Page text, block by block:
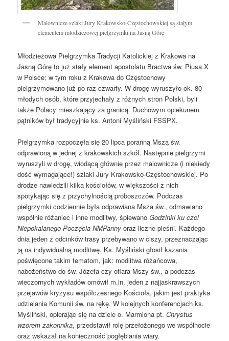
Malownicze szlaki Jury Krakowsko-Częstochowskiej są stałym
elementem młodzieżowej pielgrzymki na Jasną Górę
Młodzieżowa Pielgrzymka Tradycji Katolickiej z Krakowa na
Jasną Górę to już stały element apostolatu Bractwa św. Piusa X
w Polsce; w tym roku z Krakowa do Częstochowy
pielgrzymowano już po raz czwarty. W drogę wyruszyło ok. 80
młodych osób, które przyjechały z różnych stron Polski, byli
także Polacy mieszkający za granicą. Duchowym opiekunem
pątników był tradycyjnie ks. Antoni Myśliński FSSPX.
Pielgrzymka rozpoczęła się 20 lipca poranną Mszą św.
odprawioną w jednej z krakowskich szkół. Następnie pielgrzymi
wyruszyli w drogę, wiodącą głównie przez malownicze (i niekiedy
dość wymagające!) szlaki Jury Krakowsko-Częstochowskiej. Po
drodze nawiedzili kilka kościołów, w większości z nich
spotykając się z przychylnością proboszczów. Podczas
pielgrzymki codziennie była odprawiana Msza św., odmawiano
wspólnie różaniec i inne modlitwy, śpiewanoGodzinki ku czci
Niepokalanego Poczęcia NMPanny oraz liczne pieśni. Każdego
dnia jeden z odcinków trasy przebywano w ciszy, przeznaczając
ją na indywidualną modlitwę. Ks. Myśliński głosił kazania
poświęcone takim tematom, jak: modlitwa różańcowa,
nabożeństwo do św. Józefa czy ofiara Mszy św., a podczas
wieczornych wykładów omówił m.in. jeden z najjaskrawszych
przejawów kryzysu współczesnego Kościoła, jakim jest praktyka
udzielania Komunii św. na rękę. W kolejnych konferencjach ks.
Myśliński, opierając się na dziele o. Marmiona pt.Chrystus
wzorem zakonnika, przedstawił rolę przełożonego we wspólnocie
oraz wskazał na konieczność pogłębiania wiary.